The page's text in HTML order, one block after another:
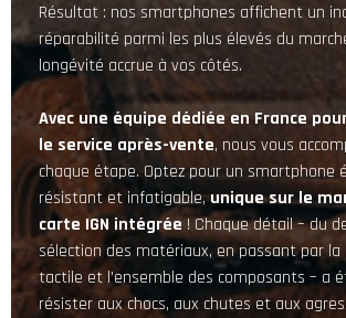
Résultat : nos smartphones affichent un
réparabilité parmi les plus élevés du
longévité accrue à vos côtés.
Avec une équipe dédiée en France
le service après-vente, nous vous
chaque étape. Optez pour un smartphone
résistant et infatigable,unique sur le
carte IGN intégrée ! Chaque détail – du
sélection des matériaux, en passant par la
tactile et l’ensemble des composants – a
résister aux chocs, aux chutes et aux